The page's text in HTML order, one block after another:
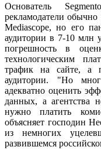
Основатель
рекламодатели
Mediascope, но его
аудитории в 7-10 млн
погрешность в
технологическим
трафик на сайте, а
аудитории. "Но
адекватно оценить
данных, а агентства
нужно платить
объясняет господин
из немногих
развившемся